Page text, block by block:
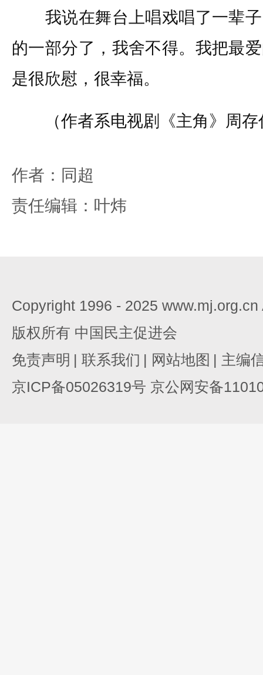
我说在舞台上唱戏唱了一辈子
的一部分了，我舍不得。我把最
是很欣慰，很幸福。
（作者系电视剧《主角》周存
作者：同超
责任编辑：叶炜
Copyright 1996 - 2025
版权所有 中国民主促进会
免责声明 | 联系我们 | 网站地图 | 主编
京ICP备05026319号 京公网安备